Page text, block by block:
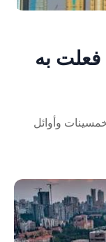
فعلت به
وأوائل